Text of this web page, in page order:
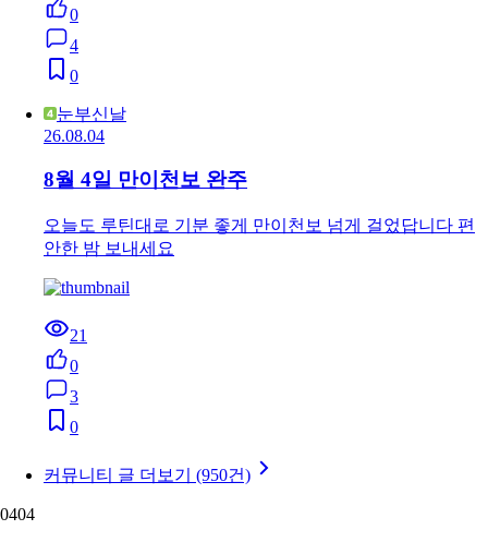
0
4
0
눈부신날
26.08.04
8월 4일 만이천보 완주
오늘도 루틴대로 기분 좋게 만이천보 넘게 걸었답니다 편
안한 밤 보내세요
21
0
3
0
커뮤니티 글 더보기 (950건)
0404